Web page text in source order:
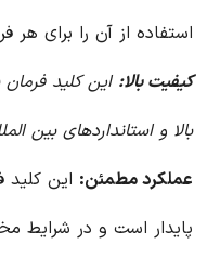
استفاده از آن را برای
کیفیت بالا: این کلید فرمان
بالا و استانداردهای بین
عملکرد مطمئن: این کلید
پایدار است و در شرایط